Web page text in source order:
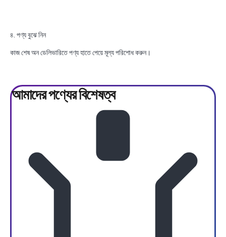
৪. পণ্য বুঝে নিন
কাজ শেষ অন ডেলিভারিতে পণ্য হাতে পেয়ে মূল্য পরিশোধ করুন।
আমাদের পণ্যেরবিশেষত্ব